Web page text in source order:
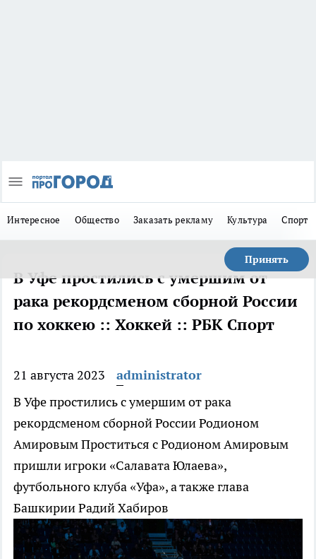
Интересное Общество Заказать рекламу Культура Спорт
Принять
В Уфе простились с умершим от
рака рекордсменом сборной России
по хоккею :: Хоккей :: РБК Спорт
21 августа 2023
administrator
В Уфе простились с умершим от рака
рекордсменом сборной России Родионом
АмировымПроститься с Родионом Амировым
пришли игроки «Салавата Юлаева»,
футбольного клуба «Уфа», а также глава
Башкирии Радий Хабиров